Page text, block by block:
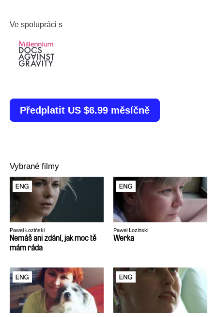
Ve spolupráci s
Předplatit US $6.99 měsíčně
Vybrané filmy
Paweł Łoziński
Nemáš ani zdání, jak moc tě
mám ráda
Paweł Łoziński
Werka